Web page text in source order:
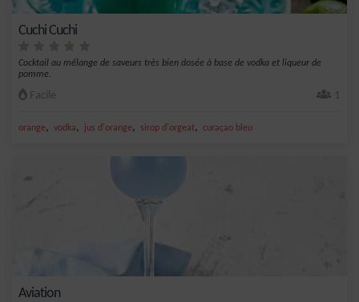
Cuchi Cuchi
Cocktail au mélange de saveurs très bien dosée à base de vodka et liqueur de
pomme.
Facile 1
orange, vodka, jus d'orange, sirop d'orgeat, curaçao bleu
Aviation